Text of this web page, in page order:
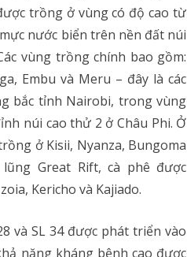
trồng ở vùng có độ cao từ
nước biển trên nền đất núi
vùng trồng chính bao gồm:
Embu và Meru – đây là các
bắc tỉnh Nairobi, trong vùng
núi cao thử 2 ở Châu Phi. Ở
ở Kisii, Nyanza, Bungoma
Great Rift, cà phê được
Kericho và Kajiado.
và SL 34 được phát triển vào
năng kháng bệnh cao được